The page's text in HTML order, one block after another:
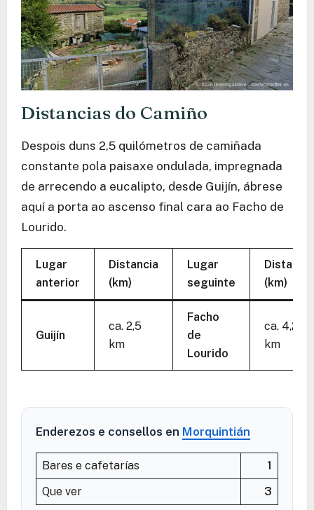
Distancias do Camiño
Despois duns 2,5 quilómetros de camiñada
constante pola paisaxe ondulada, impregnada
de arrecendo a eucalipto, desde Guijín, ábrese
aquí a porta ao ascenso final cara ao Facho de
Lourido.
Lugar
anterior
Distancia
(km)
Lugar
seguinte
Distancia
(km)
Guijín
ca. 2,5
km
Facho
de
Lourido
ca. 4,2
km
Enderezos e consellos en Morquintián
Bares e cafetarías
1
Que ver
3